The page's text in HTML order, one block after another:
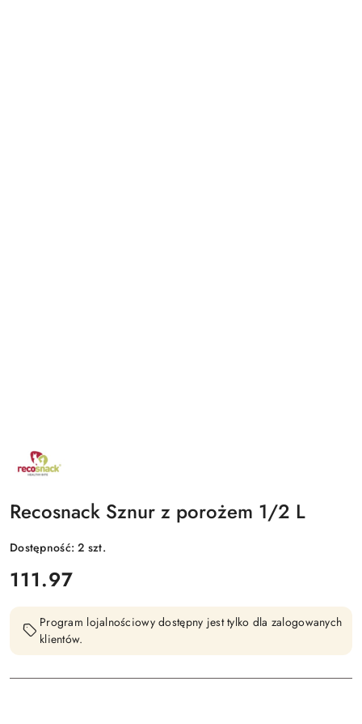
NAZWA
PRODUCENTA:
RECOSNACK
Recosnack Sznur z porożem 1/2 L
Dostępność:2 szt.
cena:
111.97
Program lojalnościowy dostępny jest tylko dla zalogowanych
klientów.